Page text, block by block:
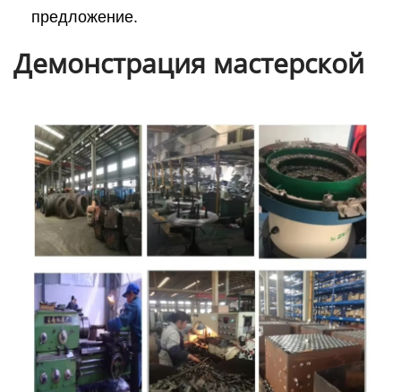
предложение.
Демонстрация мастерской